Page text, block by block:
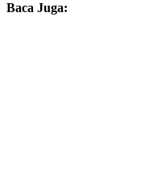
Baca Juga: